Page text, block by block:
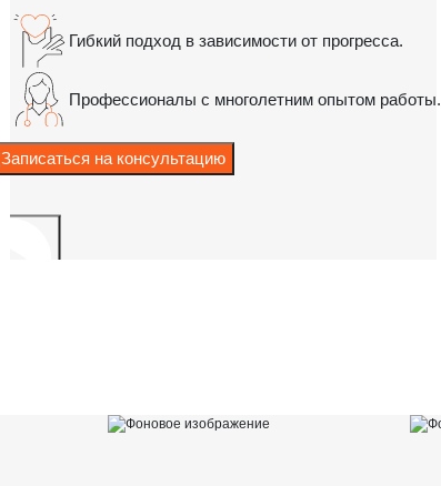
Гибкий подход в зависимости от прогресса.
Профессионалы с многолетним опытом работы.
Записаться на консультацию